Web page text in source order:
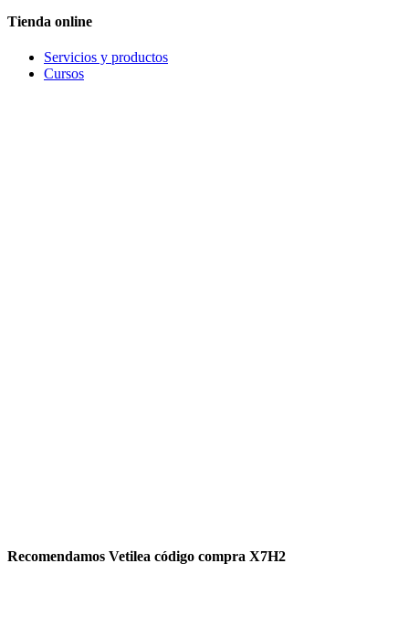
Tienda online
Servicios y productos
Cursos
Recomendamos Vetilea código compra X7H2